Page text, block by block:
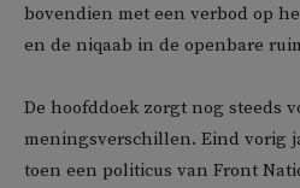
bovendien met een verbod op
en de niqaab in de openbare
De hoofddoek zorgt nog steeds
meningsverschillen. Eind vorig
toen een politicus van Front